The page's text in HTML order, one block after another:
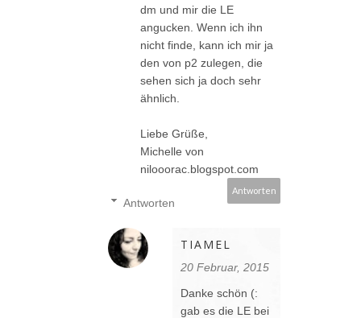
dm und mir die LE
angucken. Wenn ich ihn
nicht finde, kann ich mir ja
den von p2 zulegen, die
sehen sich ja doch sehr
ähnlich.
Liebe Grüße,
Michelle von
nilooorac.blogspot.com
Antworten
Antworten
TIAMEL
20 Februar, 2015
Danke schön (:
gab es die LE bei